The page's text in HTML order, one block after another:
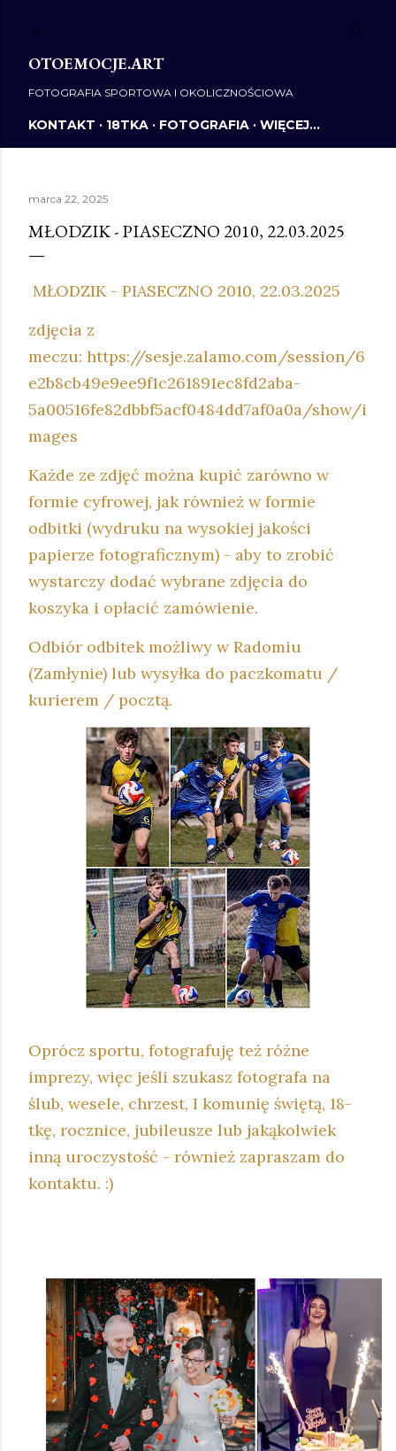
OTOEMOCJE.ART
FOTOGRAFIA SPORTOWA I OKOLICZNOŚCIOWA
KONTAKT 18TKA FOTOGRAFIA WIĘCEJ…
marca 22, 2025
MŁODZIK - PIASECZNO 2010, 22.03.2025
MŁODZIK - PIASECZNO 2010, 22.03.2025
zdjęcia z
meczu: https://sesje.zalamo.com/session/6
e2b8cb49e9ee9f1c261891ec8fd2aba-
5a00516fe82dbbf5acf0484dd7af0a0a/show/i
mages
Każde ze zdjęć można kupić zarówno w
formie cyfrowej, jak również w formie
odbitki (wydruku na wysokiej jakości
papierze fotograficznym) - aby to zrobić
wystarczy dodać wybrane zdjęcia do
koszyka i opłacić zamówienie.
Odbiór odbitek możliwy w Radomiu
(Zamłynie) lub wysyłka do paczkomatu /
kurierem / pocztą.
Oprócz sportu, fotografuję też różne
imprezy, więc jeśli szukasz fotografa na
ślub, wesele, chrzest, I komunię świętą, 18-
tkę, rocznice, jubileusze lub jakąkolwiek
inną uroczystość - również zapraszam do
kontaktu. :)